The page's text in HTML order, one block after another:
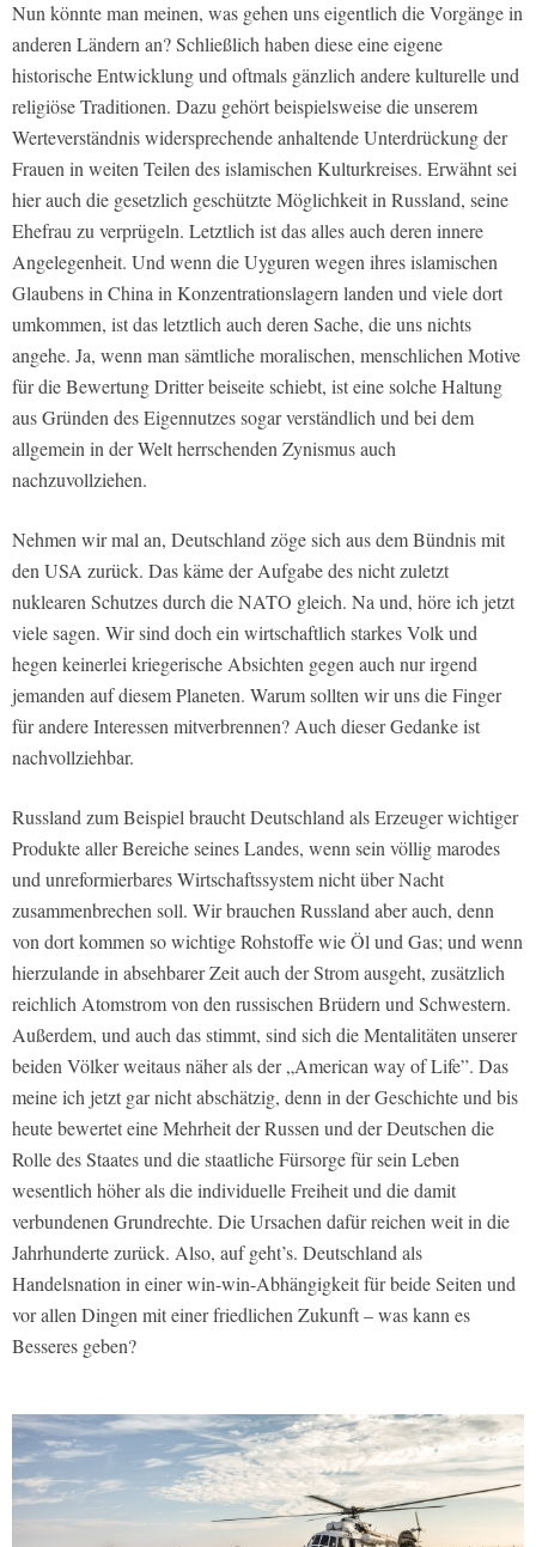
Nun könnte man meinen, was gehen uns eigentlich die Vorgänge in
anderen Ländern an? Schließlich haben diese eine eigene
historische Entwicklung und oftmals gänzlich andere kulturelle und
religiöse Traditionen. Dazu gehört beispielsweise die unserem
Werteverständnis widersprechende anhaltende Unterdrückung der
Frauen in weiten Teilen des islamischen Kulturkreises. Erwähnt sei
hier auch die gesetzlich geschützte Möglichkeit in Russland, seine
Ehefrau zu verprügeln. Letztlich ist das alles auch deren innere
Angelegenheit. Und wenn die Uyguren wegen ihres islamischen
Glaubens in China in Konzentrationslagern landen und viele dort
umkommen, ist das letztlich auch deren Sache, die uns nichts
angehe. Ja, wenn man sämtliche moralischen, menschlichen Motive
für die Bewertung Dritter beiseite schiebt, ist eine solche Haltung
aus Gründen des Eigennutzes sogar verständlich und bei dem
allgemein in der Welt herrschenden Zynismus auch
nachzuvollziehen.
Nehmen wir mal an, Deutschland zöge sich aus dem Bündnis mit
den USA zurück. Das käme der Aufgabe des nicht zuletzt
nuklearen Schutzes durch die NATO gleich. Na und, höre ich jetzt
viele sagen. Wir sind doch ein wirtschaftlich starkes Volk und
hegen keinerlei kriegerische Absichten gegen auch nur irgend
jemanden auf diesem Planeten. Warum sollten wir uns die Finger
für andere Interessen mitverbrennen? Auch dieser Gedanke ist
nachvollziehbar.
Russland zum Beispiel braucht Deutschland als Erzeuger wichtiger
Produkte aller Bereiche seines Landes, wenn sein völlig marodes
und unreformierbares Wirtschaftssystem nicht über Nacht
zusammenbrechen soll. Wir brauchen Russland aber auch, denn
von dort kommen so wichtige Rohstoffe wie Öl und Gas; und wenn
hierzulande in absehbarer Zeit auch der Strom ausgeht, zusätzlich
reichlich Atomstrom von den russischen Brüdern und Schwestern.
Außerdem, und auch das stimmt, sind sich die Mentalitäten unserer
beiden Völker weitaus näher als der „American way of Life”. Das
meine ich jetzt gar nicht abschätzig, denn in der Geschichte und bis
heute bewertet eine Mehrheit der Russen und der Deutschen die
Rolle des Staates und die staatliche Fürsorge für sein Leben
wesentlich höher als die individuelle Freiheit und die damit
verbundenen Grundrechte. Die Ursachen dafür reichen weit in die
Jahrhunderte zurück. Also, auf geht’s. Deutschland als
Handelsnation in einer win-win-Abhängigkeit für beide Seiten und
vor allen Dingen mit einer friedlichen Zukunft – was kann es
Besseres geben?